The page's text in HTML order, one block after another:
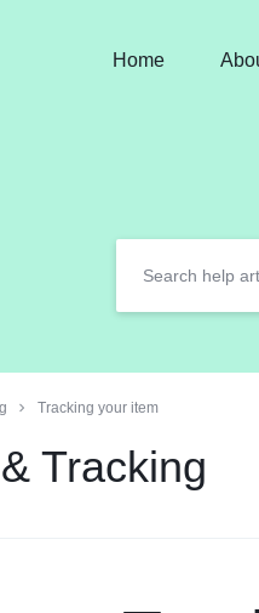
Home
Tracking your item
Tracking